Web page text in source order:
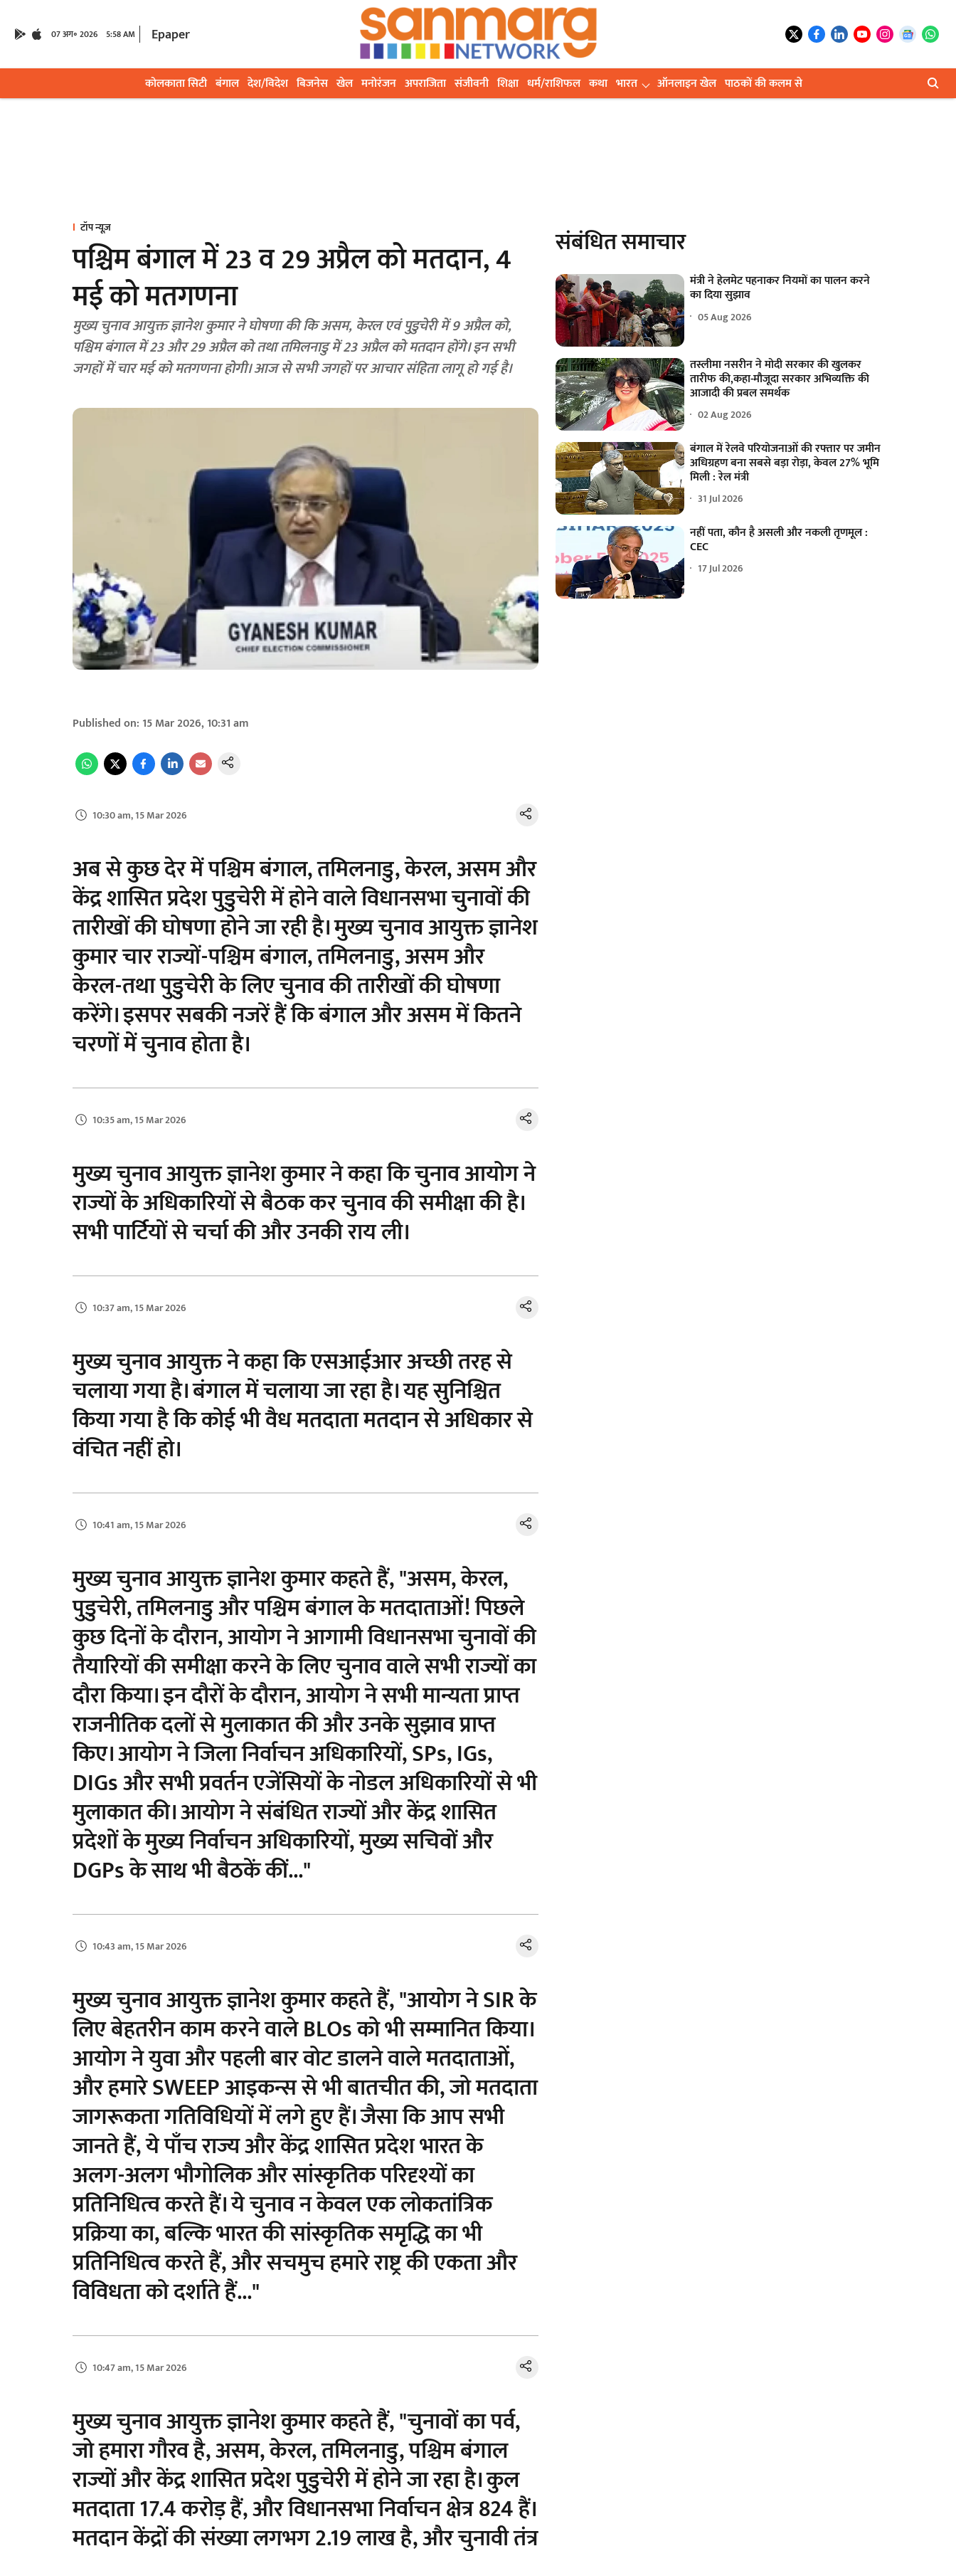
07 अग॰ 2026 5:58 AM Epaper
कोलकाता सिटी बंगाल देश/विदेश बिजनेस खेल मनोरंजन अपराजिता संजीवनी शिक्षा धर्म/राशिफल कथा भारत ऑनलाइन खेल पाठकों की कलम से
टॉप न्यूज़
पश्चिम बंगाल में 23 व 29 अप्रैल को मतदान, 4
मई को मतगणना
मुख्य चुनाव आयुक्त ज्ञानेश कुमार ने घोषणा की कि असम, केरल एवं पुडुचेरी में 9 अप्रैल को,
पश्चिम बंगाल में 23 और 29 अप्रैल को तथा तमिलनाडु में 23 अप्रैल को मतदान होंगे। इन सभी
जगहों में चार मई को मतगणना होगी। आज से सभी जगहों पर आचार संहिता लागू हो गई है।
Published on: 15 Mar 2026, 10:31 am
10:30 am, 15 Mar 2026
अब से कुछ देर में पश्चिम बंगाल, तमिलनाडु, केरल, असम और
केंद्र शासित प्रदेश पुडुचेरी में होने वाले विधानसभा चुनावों की
तारीखों की घोषणा होने जा रही है। मुख्य चुनाव आयुक्त ज्ञानेश
कुमार चार राज्यों-पश्चिम बंगाल, तमिलनाडु, असम और
केरल-तथा पुडुचेरी के लिए चुनाव की तारीखों की घोषणा
करेंगे। इसपर सबकी नजरें हैं कि बंगाल और असम में कितने
चरणों में चुनाव होता है।
10:35 am, 15 Mar 2026
मुख्य चुनाव आयुक्त ज्ञानेश कुमार ने कहा कि चुनाव आयोग ने
राज्यों के अधिकारियों से बैठक कर चुनाव की समीक्षा की है।
सभी पार्टियों से चर्चा की और उनकी राय ली।
10:37 am, 15 Mar 2026
मुख्य चुनाव आयुक्त ने कहा कि एसआईआर अच्छी तरह से
चलाया गया है। बंगाल में चलाया जा रहा है। यह सुनिश्चित
किया गया है कि कोई भी वैध मतदाता मतदान से अधिकार से
वंचित नहीं हो।
10:41 am, 15 Mar 2026
मुख्य चुनाव आयुक्त ज्ञानेश कुमार कहते हैं, "असम, केरल,
पुडुचेरी, तमिलनाडु और पश्चिम बंगाल के मतदाताओं! पिछले
कुछ दिनों के दौरान, आयोग ने आगामी विधानसभा चुनावों की
तैयारियों की समीक्षा करने के लिए चुनाव वाले सभी राज्यों का
दौरा किया। इन दौरों के दौरान, आयोग ने सभी मान्यता प्राप्त
राजनीतिक दलों से मुलाकात की और उनके सुझाव प्राप्त
किए। आयोग ने जिला निर्वाचन अधिकारियों, SPs, IGs,
DIGs और सभी प्रवर्तन एजेंसियों के नोडल अधिकारियों से भी
मुलाकात की। आयोग ने संबंधित राज्यों और केंद्र शासित
प्रदेशों के मुख्य निर्वाचन अधिकारियों, मुख्य सचिवों और
DGPs के साथ भी बैठकें कीं..."
10:43 am, 15 Mar 2026
मुख्य चुनाव आयुक्त ज्ञानेश कुमार कहते हैं, "आयोग ने SIR के
लिए बेहतरीन काम करने वाले BLOs को भी सम्मानित किया।
आयोग ने युवा और पहली बार वोट डालने वाले मतदाताओं,
और हमारे SWEEP आइकन्स से भी बातचीत की, जो मतदाता
जागरूकता गतिविधियों में लगे हुए हैं। जैसा कि आप सभी
जानते हैं, ये पाँच राज्य और केंद्र शासित प्रदेश भारत के
अलग-अलग भौगोलिक और सांस्कृतिक परिदृश्यों का
प्रतिनिधित्व करते हैं। ये चुनाव न केवल एक लोकतांत्रिक
प्रक्रिया का, बल्कि भारत की सांस्कृतिक समृद्धि का भी
प्रतिनिधित्व करते हैं, और सचमुच हमारे राष्ट्र की एकता और
विविधता को दर्शाते हैं..."
10:47 am, 15 Mar 2026
मुख्य चुनाव आयुक्त ज्ञानेश कुमार कहते हैं, "चुनावों का पर्व,
जो हमारा गौरव है, असम, केरल, तमिलनाडु, पश्चिम बंगाल
राज्यों और केंद्र शासित प्रदेश पुडुचेरी में होने जा रहा है। कुल
मतदाता 17.4 करोड़ हैं, और विधानसभा निर्वाचन क्षेत्र 824 हैं।
मतदान केंद्रों की संख्या लगभग 2.19 लाख है, और चुनावी तंत्र
संबंधित समाचार
मंत्री ने हेलमेट पहनाकर नियमों का पालन करने
का दिया सुझाव
05 Aug 2026
तस्लीमा नसरीन ने मोदी सरकार की खुलकर
तारीफ की,कहा-मौजूदा सरकार अभिव्यक्ति की
आजादी की प्रबल समर्थक
02 Aug 2026
बंगाल में रेलवे परियोजनाओं की रफ्तार पर जमीन
अधिग्रहण बना सबसे बड़ा रोड़ा, केवल 27% भूमि
मिली : रेल मंत्री
31 Jul 2026
नहीं पता, कौन है असली और नकली तृणमूल :
CEC
17 Jul 2026